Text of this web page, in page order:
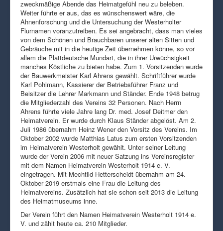
zweckmäßige Abende das Heimatgefühl neu zu beleben.
Weiter führte er aus, das es wünschenswert wäre, die
Ahnenforschung und die Untersuchung der Westerholter
Flurnamen voranzutreiben. Es sei angebracht, dass man vieles
von dem Schönen und Brauchbaren unserer alten Sitten und
Gebräuche mit in die heutige Zeit übernehmen könne, so vor
allem die Plattdeutsche Mundart, die in ihrer Urwüchsigkeit
manches Köstliche zu bieten habe. Zum 1. Vorsitzenden wurde
der Bauwerkmeister Karl Ahrens gewählt. Schriftführer wurde
Karl Pohlmann, Kassierer der Betriebsführer Franz und
Beisitzer die Lehrer Markmann und Ständer. Ende 1948 betrug
die Mitgliederzahl des Vereins 32 Personen. Nach Herrn
Ahrens führte viele Jahre lang Dr. med. Josef Deitmer den
Heimatverein. Er wurde durch Klaus Ständer abgelöst. Am 2.
Juli 1986 übernahm Heinz Wener den Vorsitz des Vereins. Im
Oktober 2002 wurde Matthias Latus zum ersten Vorsitzenden
im Heimatverein Westerholt gewählt. Unter seiner Leitung
wurde der Verein 2006 mit neuer Satzung ins Vereinsregister
mit dem Namen Heimatverein Westerholt 1914 e. V.
eingetragen. Mit Mechtild Hetterscheidt übernahm am 24.
Oktober 2019 erstmals eine Frau die Leitung des
Heimatvereins. Zusätzlich hat sie schon seit 2013 die Leitung
des Heimatmuseums inne.
Der Verein führt den Namen Heimatverein Westerholt 1914 e.
V. und zählt heute ca. 210 Mitglieder.